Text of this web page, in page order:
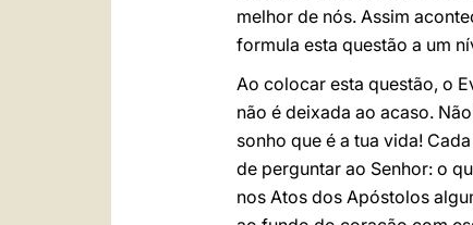
melhor de nós. Assim
formula esta questão a um
Ao colocar esta questão, o
não é deixada ao acaso.
sonho que é a tua vida!
de perguntar ao Senhor: o
nos Atos dos Apóstolos